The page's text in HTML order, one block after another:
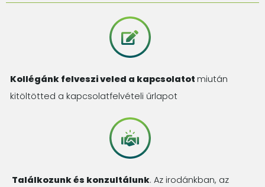
Kollégánk felveszi veled a kapcsolatotmiután
kitöltötted a kapcsolatfelvételi űrlapot
Találkozunk és konzultálunk. Az irodánkban, az